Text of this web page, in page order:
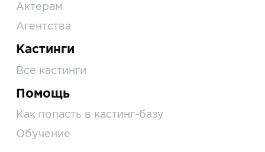
Актерам
Агентства
Кастинги
Все кастинги
Помощь
Как попасть в кастинг-базу
Обучение